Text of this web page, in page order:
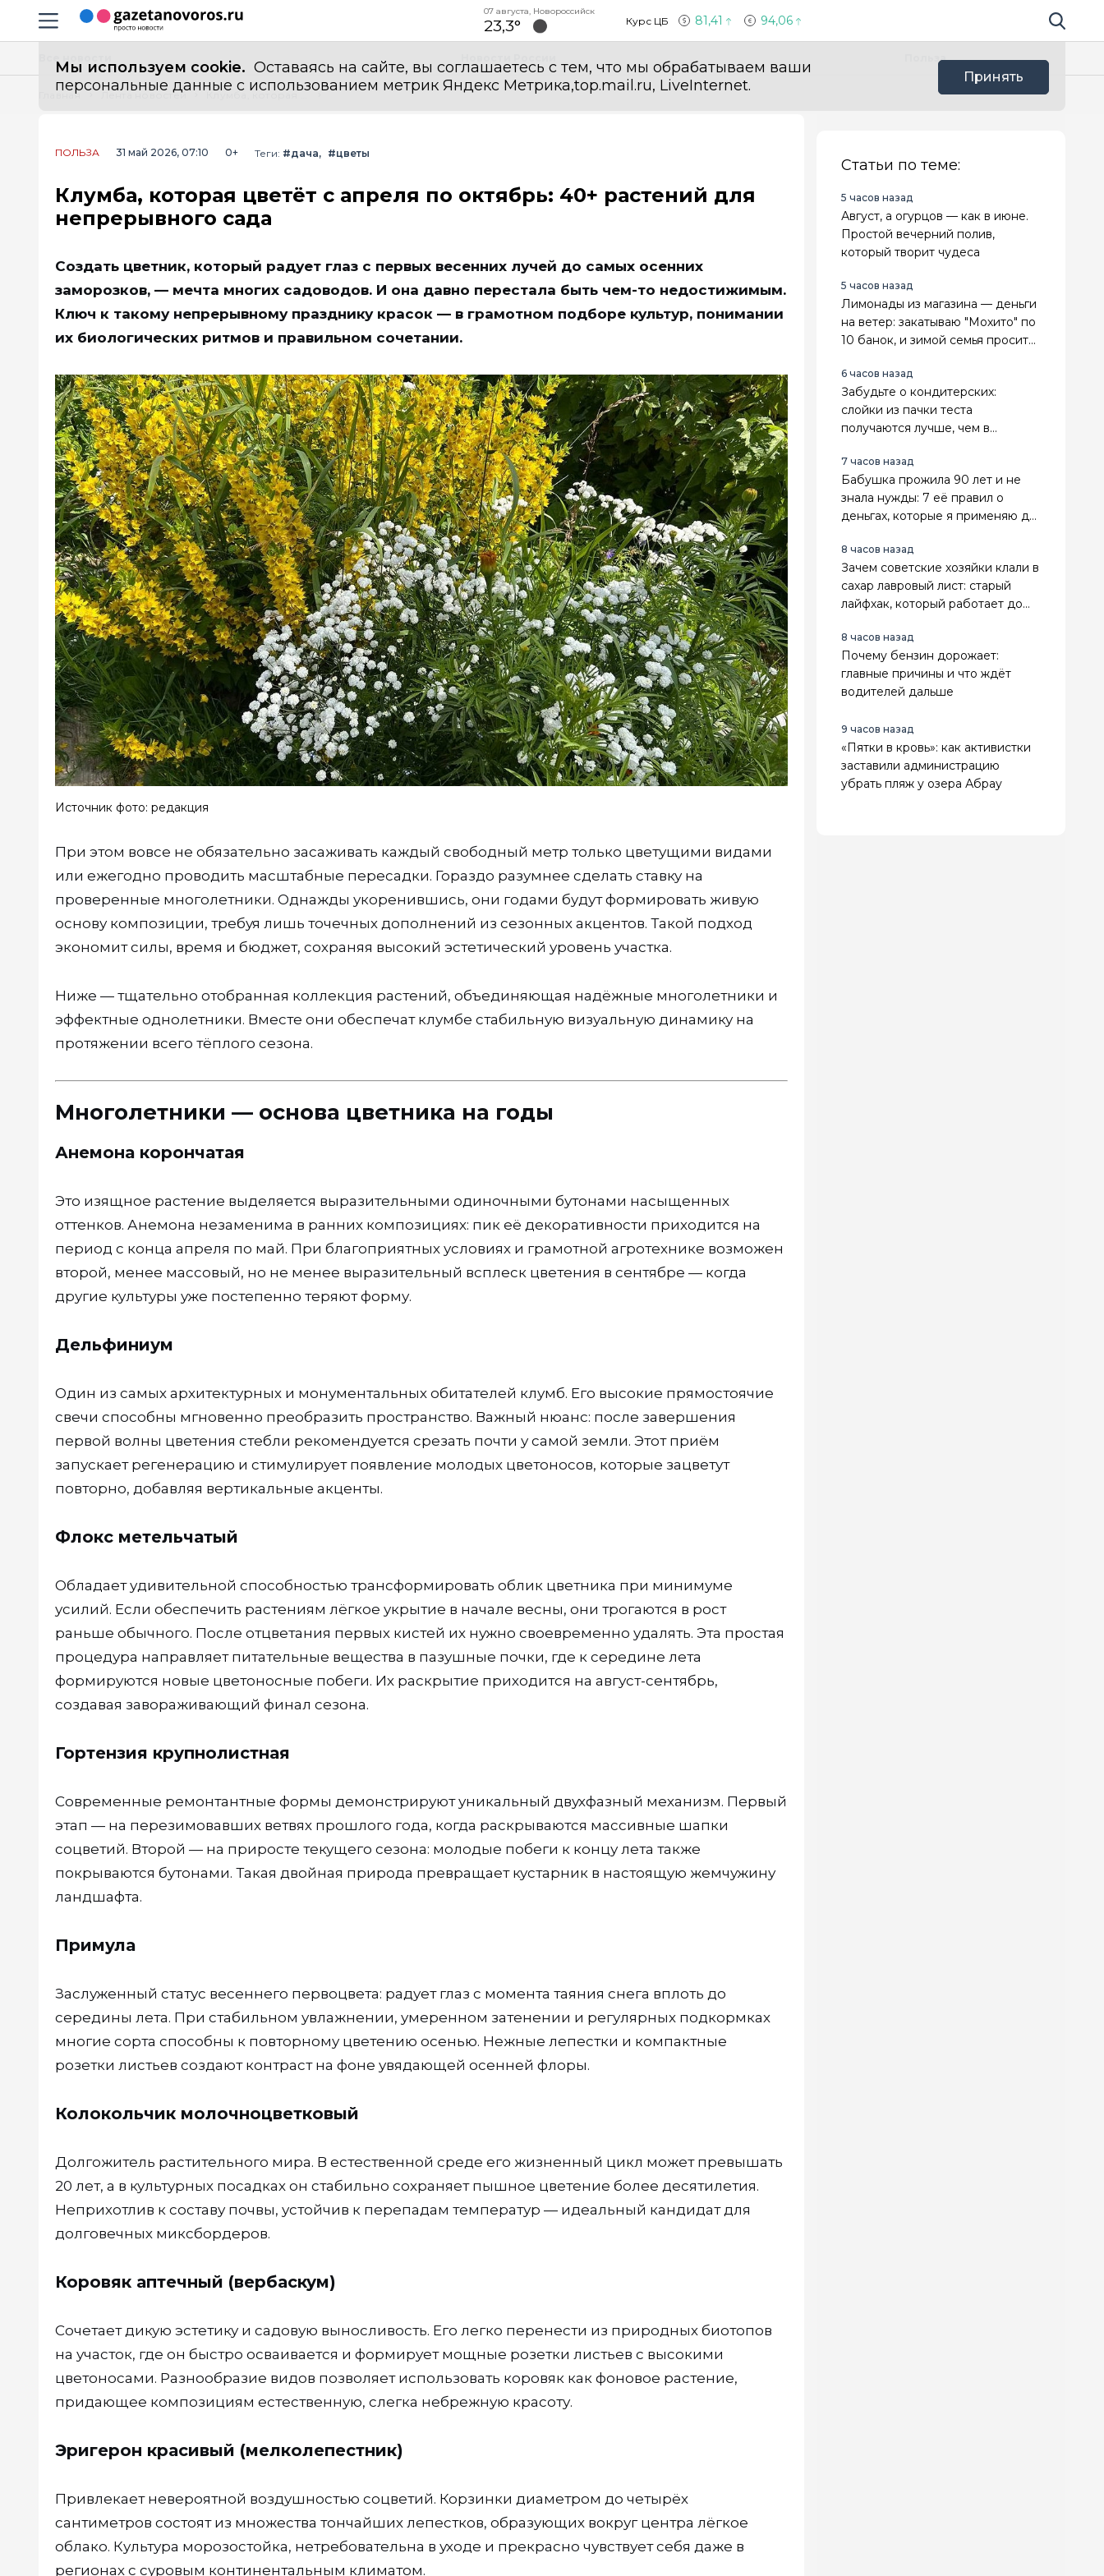
Навигация сайта
07 августа, Новороссийск
23,3° Курс ЦБ 81,41 94,06 Поиск по
Мы используем cookie. Оставаясь на сайте, вы соглашаетесь с тем, что мы обрабатываем ваши
персональные данные с использованием метрик Яндекс Метрика,top.mail.ru, LiveInternet.
Принять
Польза
Главная Лента новостей Клумба, которая цветёт с апреля по октябрь: 40+ растений для непрерывного сада
ПОЛЬЗА 31 май 2026, 07:10 0+ Теги: #дача #цветы
Клумба, которая цветёт с апреля по октябрь: 40+ растений для
непрерывного сада
Создать цветник, который радует глаз с первых весенних лучей до самых осенних
заморозков, — мечта многих садоводов. И она давно перестала быть чем-то недостижимым.
Ключ к такому непрерывному празднику красок — в грамотном подборе культур, понимании
их биологических ритмов и правильном сочетании.
Источник фото: редакция
При этом вовсе не обязательно засаживать каждый свободный метр только цветущими видами
или ежегодно проводить масштабные пересадки. Гораздо разумнее сделать ставку на
проверенные многолетники. Однажды укоренившись, они годами будут формировать живую
основу композиции, требуя лишь точечных дополнений из сезонных акцентов. Такой подход
экономит силы, время и бюджет, сохраняя высокий эстетический уровень участка.
Ниже — тщательно отобранная коллекция растений, объединяющая надёжные многолетники и
эффектные однолетники. Вместе они обеспечат клумбе стабильную визуальную динамику на
протяжении всего тёплого сезона.
Многолетники — основа цветника на годы
Анемона корончатая
Это изящное растение выделяется выразительными одиночными бутонами насыщенных
оттенков. Анемона незаменима в ранних композициях: пик её декоративности приходится на
период с конца апреля по май. При благоприятных условиях и грамотной агротехнике возможен
второй, менее массовый, но не менее выразительный всплеск цветения в сентябре — когда
другие культуры уже постепенно теряют форму.
Дельфиниум
Один из самых архитектурных и монументальных обитателей клумб. Его высокие прямостоячие
свечи способны мгновенно преобразить пространство. Важный нюанс: после завершения
первой волны цветения стебли рекомендуется срезать почти у самой земли. Этот приём
запускает регенерацию и стимулирует появление молодых цветоносов, которые зацветут
повторно, добавляя вертикальные акценты.
Флокс метельчатый
Обладает удивительной способностью трансформировать облик цветника при минимуме
усилий. Если обеспечить растениям лёгкое укрытие в начале весны, они трогаются в рост
раньше обычного. После отцветания первых кистей их нужно своевременно удалять. Эта простая
процедура направляет питательные вещества в пазушные почки, где к середине лета
формируются новые цветоносные побеги. Их раскрытие приходится на август-сентябрь,
создавая завораживающий финал сезона.
Гортензия крупнолистная
Современные ремонтантные формы демонстрируют уникальный двухфазный механизм. Первый
этап — на перезимовавших ветвях прошлого года, когда раскрываются массивные шапки
соцветий. Второй — на приросте текущего сезона: молодые побеги к концу лета также
покрываются бутонами. Такая двойная природа превращает кустарник в настоящую жемчужину
ландшафта.
Примула
Заслуженный статус весеннего первоцвета: радует глаз с момента таяния снега вплоть до
середины лета. При стабильном увлажнении, умеренном затенении и регулярных подкормках
многие сорта способны к повторному цветению осенью. Нежные лепестки и компактные
розетки листьев создают контраст на фоне увядающей осенней флоры.
Колокольчик молочноцветковый
Долгожитель растительного мира. В естественной среде его жизненный цикл может превышать
20 лет, а в культурных посадках он стабильно сохраняет пышное цветение более десятилетия.
Неприхотлив к составу почвы, устойчив к перепадам температур — идеальный кандидат для
долговечных миксбордеров.
Коровяк аптечный (вербаскум)
Сочетает дикую эстетику и садовую выносливость. Его легко перенести из природных биотопов
на участок, где он быстро осваивается и формирует мощные розетки листьев с высокими
цветоносами. Разнообразие видов позволяет использовать коровяк как фоновое растение,
придающее композициям естественную, слегка небрежную красоту.
Эригерон красивый (мелколепестник)
Привлекает невероятной воздушностью соцветий. Корзинки диаметром до четырёх
сантиметров состоят из множества тончайших лепестков, образующих вокруг центра лёгкое
облако. Культура морозостойка, нетребовательна в уходе и прекрасно чувствует себя даже в
регионах с суровым континентальным климатом.
Статьи по теме:
5 часов назад
Август, а огурцов — как в июне.
Простой вечерний полив,
который творит чудеса
5 часов назад
Лимонады из магазина — деньги
на ветер: закатываю "Мохито" по
10 банок, и зимой семья просит
6 часов назад
Забудьте о кондитерских:
слойки из пачки теста
получаются лучше, чем в
7 часов назад
Бабушка прожила 90 лет и не
знала нужды: 7 её правил о
деньгах, которые я применяю до
8 часов назад
Зачем советские хозяйки клали в
сахар лавровый лист: старый
лайфхак, который работает до
8 часов назад
Почему бензин дорожает:
главные причины и что ждёт
водителей дальше
9 часов назад
«Пятки в кровь»: как активистки
заставили администрацию
убрать пляж у озера Абрау